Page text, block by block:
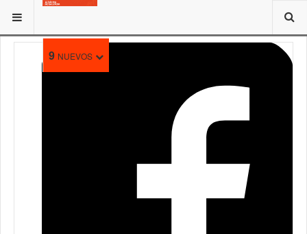
9 NUEVOS
ESTÁ AQUÍ: